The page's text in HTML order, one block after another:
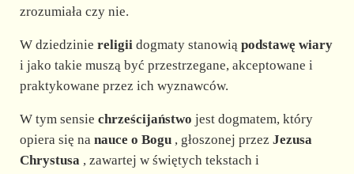
zrozumiała czy nie.
W dziedzinie religiidogmaty stanowią podstawę wiary
i jako takie muszą być przestrzegane, akceptowane i
praktykowane przez ich wyznawców.
W tym sensie chrześcijaństwo jest dogmatem, który
opiera się na nauce o Bogu, głoszonej przez Jezusa
Chrystusa, zawartej w świętych tekstach i